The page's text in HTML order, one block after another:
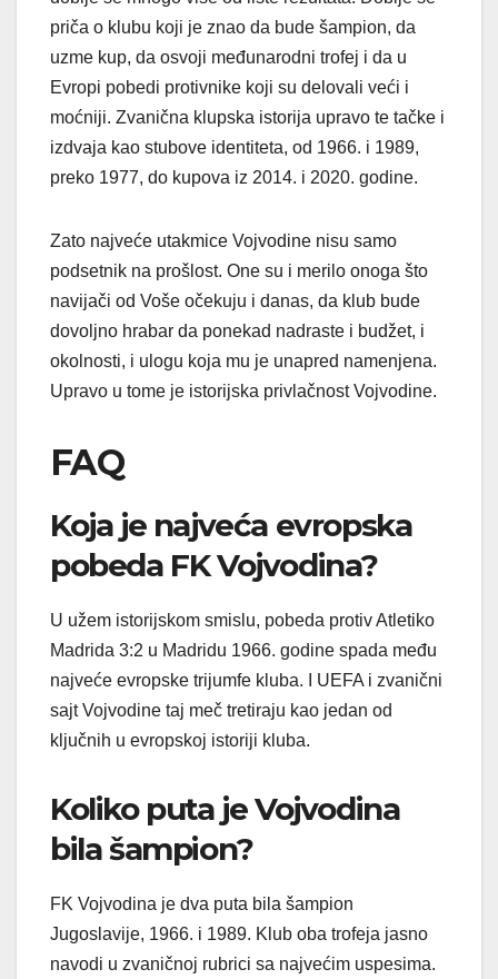
priča o klubu koji je znao da bude šampion, da
uzme kup, da osvoji međunarodni trofej i da u
Evropi pobedi protivnike koji su delovali veći i
moćniji. Zvanična klupska istorija upravo te tačke i
izdvaja kao stubove identiteta, od 1966. i 1989,
preko 1977, do kupova iz 2014. i 2020. godine.
Zato najveće utakmice Vojvodine nisu samo
podsetnik na prošlost. One su i merilo onoga što
navijači od Voše očekuju i danas, da klub bude
dovoljno hrabar da ponekad nadraste i budžet, i
okolnosti, i ulogu koja mu je unapred namenjena.
Upravo u tome je istorijska privlačnost Vojvodine.
FAQ
Koja je najveća evropska
pobeda FK Vojvodina?
U užem istorijskom smislu, pobeda protiv Atletiko
Madrida 3:2 u Madridu 1966. godine spada među
najveće evropske trijumfe kluba. I UEFA i zvanični
sajt Vojvodine taj meč tretiraju kao jedan od
ključnih u evropskoj istoriji kluba.
Koliko puta je Vojvodina
bila šampion?
FK Vojvodina je dva puta bila šampion
Jugoslavije, 1966. i 1989. Klub oba trofeja jasno
navodi u zvaničnoj rubrici sa najvećim uspesima.